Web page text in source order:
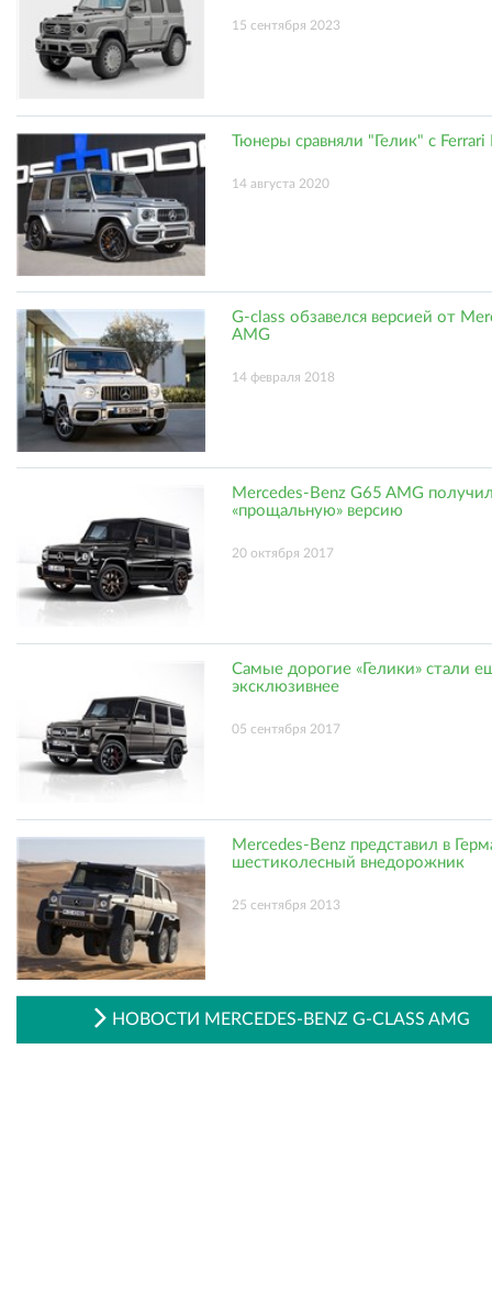
15 сентября 2023
Тюнеры сравняли "Гелик" с Ferrari
14 августа 2020
G-class обзавелся версией от
AMG
14 февраля 2018
Mercedes-Benz G65 AMG
«прощальную» версию
20 октября 2017
Самые дорогие «Гелики» стали
эксклюзивнее
05 сентября 2017
Mercedes-Benz представил в
шестиколесный внедорожник
25 сентября 2013
НОВОСТИ MERCEDES-BENZ G-CLASS AMG